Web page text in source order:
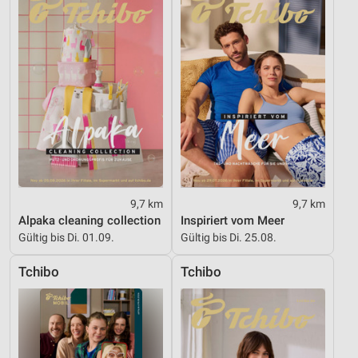
9,7 km
Alpaka cleaning collection
Gültig bis Di. 01.09.
9,7 km
Inspiriert vom Meer
Gültig bis Di. 25.08.
Tchibo Tchibo
Nicht-IAB-Verarbeitungszwecke:
Notwendig
Performance
Funktional
Werbung